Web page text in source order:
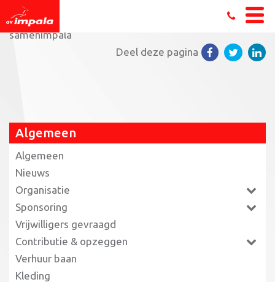
Home»Hoe werkt het coronatoegangsbewijs?»
samenimpala
Deel deze pagina
Algemeen
Algemeen
Nieuws
Organisatie
Sponsoring
Vrijwilligers gevraagd
Contributie & opzeggen
Verhuur baan
Kleding